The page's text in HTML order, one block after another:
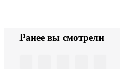
Ранее вы смотрели